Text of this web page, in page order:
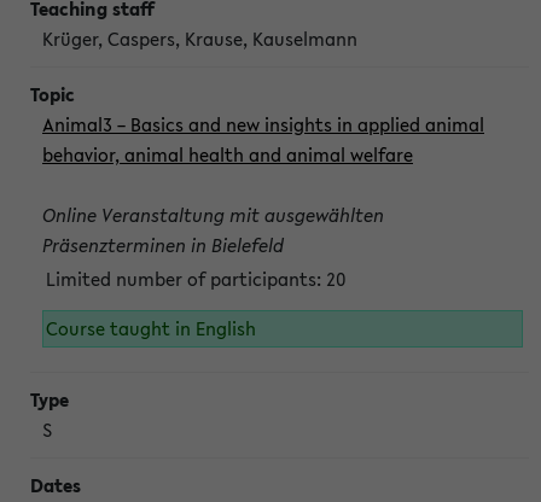
Krüger, Caspers, Krause, Kauselmann
Animal3 – Basics and new insights in applied animal
behavior, animal health and animal welfare
Online Veranstaltung mit ausgewählten
Präsenzterminen in Bielefeld
Limited number of participants: 20
Course taught in English
S